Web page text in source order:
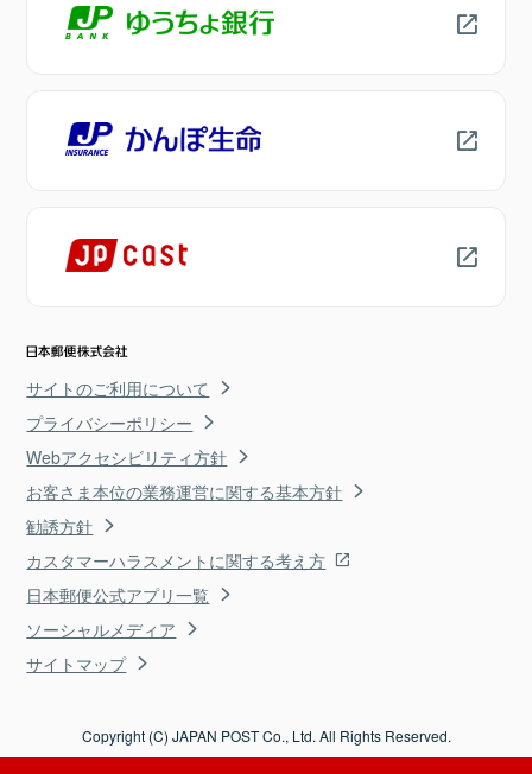
サイトのご利用について
プライバシーポリシー
Webアクセシビリティ方針
お客さま本位の業務運営に関する基本方針
勧誘方針
カスタマーハラスメントに関する考え方
日本郵便公式アプリ一覧
ソーシャルメディア
サイトマップ
Copyright (C) JAPAN POST Co., Ltd. All Rights Reserved.